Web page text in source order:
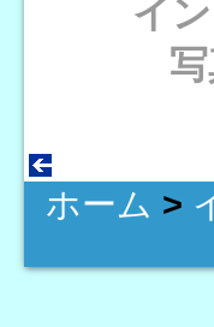
イ
ホーム >